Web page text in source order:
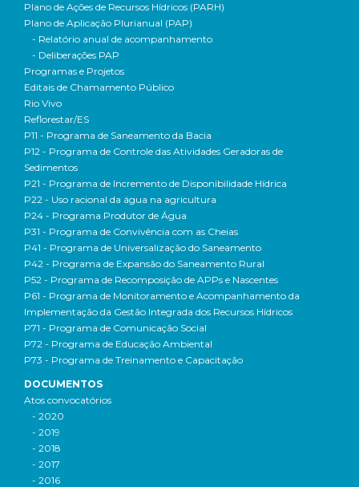
Plano de Ações de Recursos Hídricos (PARH)
Plano de Aplicação Plurianual (PAP)
- Relatório anual de acompanhamento
- Deliberações PAP
Programas e Projetos
Editais de Chamamento Público
Rio Vivo
Reflorestar/ES
P11 - Programa de Saneamento da Bacia
P12 - Programa de Controle das Atividades Geradoras de
Sedimentos
P21 - Programa de Incremento de Disponibilidade Hídrica
P22 - Uso racional da água na agricultura
P24 - Programa Produtor de Água
P31 - Programa de Convivência com as Cheias
P41 - Programa de Universalização do Saneamento
P42 - Programa de Expansão do Saneamento Rural
P52 - Programa de Recomposição de APPs e Nascentes
P61 - Programa de Monitoramento e Acompanhamento da
Implementação da Gestão Integrada dos Recursos Hídricos
P71 - Programa de Comunicação Social
P72 - Programa de Educação Ambiental
P73 - Programa de Treinamento e Capacitação
DOCUMENTOS
Atos convocatórios
- 2020
- 2019
- 2018
- 2017
- 2016